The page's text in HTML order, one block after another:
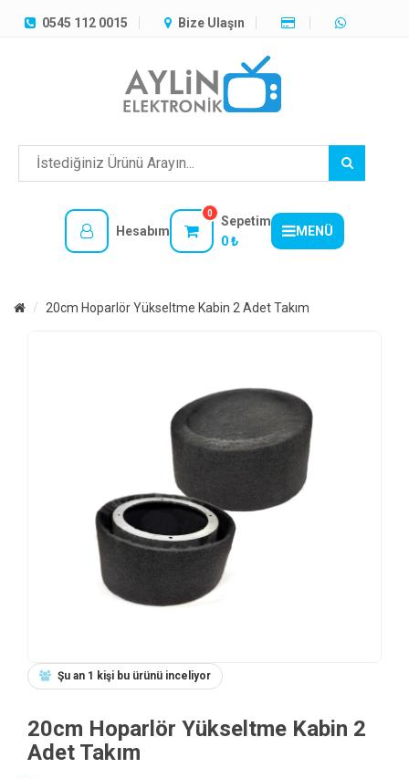
0545 112 0015 Bize Ulaşın
Hesabım
0
Sepetim
0 ₺
MENÜ
TÜM
20cm Hoparlör Yükseltme Kabin 2 Adet Takım
Şu an 1 kişi bu ürünü inceliyor
20cm Hoparlör Yükseltme Kabin 2
Adet Takım